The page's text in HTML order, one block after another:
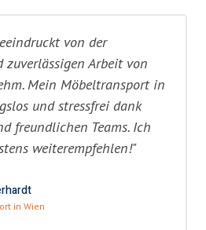
von der
Arbeit von
Mein Möbeltransport in
und stressfrei dank
freundlichen Teams. Ich
weiterempfehlen!"
in Wien